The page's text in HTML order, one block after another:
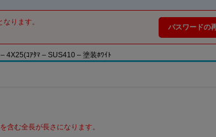
ります。
パスワードの
4X25(ｺｱﾀﾏ – SUS410 – 塗装ﾎﾜｲﾄ
含む全長が長さになります。